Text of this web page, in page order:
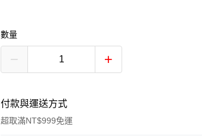
數量
付款與運送方式
超取滿NT$999免運